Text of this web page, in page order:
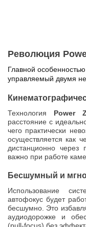
Революция
Главной
управляемый двумя
Технология Power
расстояние с
чего практически
осуществляется как
дистанционно через
важно при работе
Бесшумный и
Использование
автофокус будет
бесшумно. Это
аудиодорожке и